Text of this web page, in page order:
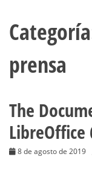
prensa
The
LibreOffice
8 de agosto de 2019